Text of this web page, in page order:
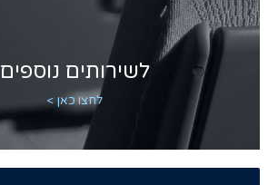
לשירותים נוספים
לחצו כאן >